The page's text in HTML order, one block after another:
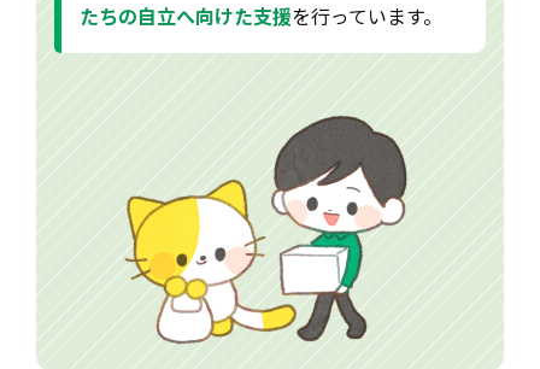
たちの自立へ向けた支援を行っています。